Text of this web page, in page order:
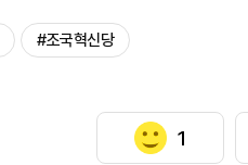
#조국혁신당
1